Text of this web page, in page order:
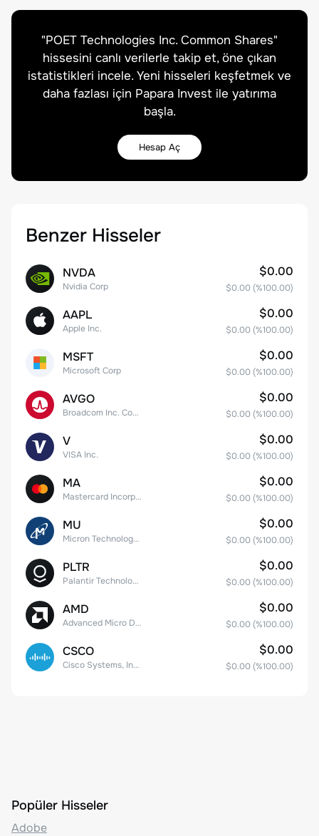
"POET Technologies Inc. Common Shares"
hissesini canlı verilerle takip et, öne çıkan
istatistikleri incele. Yeni hisseleri keşfetmek ve
daha fazlası için Papara Invest ile yatırıma
başla.
Hesap Aç
Benzer Hisseler
NVDA
Nvidia Corp
$0.00
$0.00 (%100.00)
AAPL
Apple Inc.
$0.00
$0.00 (%100.00)
MSFT
Microsoft Corp
$0.00
$0.00 (%100.00)
AVGO
Broadcom Inc. Common Stock
$0.00
$0.00 (%100.00)
V
VISA Inc.
$0.00
$0.00 (%100.00)
MA
Mastercard Incorporated
$0.00
$0.00 (%100.00)
MU
Micron Technology, Inc.
$0.00
$0.00 (%100.00)
PLTR
Palantir Technologies Inc. Class A Common Stock
$0.00
$0.00 (%100.00)
AMD
Advanced Micro Devices
$0.00
$0.00 (%100.00)
CSCO
Cisco Systems, Inc. Common Stock (DE)
$0.00
$0.00 (%100.00)
Popüler Hisseler
Adobe